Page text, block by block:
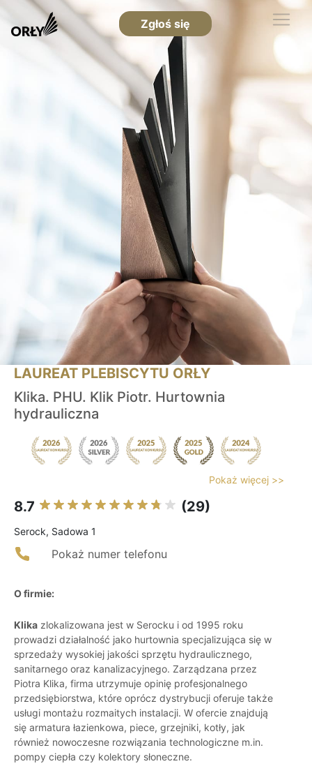
Zgłoś się
LAUREAT PLEBISCYTU ORŁY
Klika. PHU. Klik Piotr. Hurtownia
hydrauliczna
Pokaż więcej >>
8.7 (29)
Serock, Sadowa 1
Pokaż numer telefonu
O firmie:
Klika zlokalizowana jest w Serocku i od 1995 roku
prowadzi działalność jako hurtownia specjalizująca się w
sprzedaży wysokiej jakości sprzętu hydraulicznego,
sanitarnego oraz kanalizacyjnego. Zarządzana przez
Piotra Klika, firma utrzymuje opinię profesjonalnego
przedsiębiorstwa, które oprócz dystrybucji oferuje także
usługi montażu rozmaitych instalacji. W ofercie znajdują
się armatura łazienkowa, piece, grzejniki, kotły, jak
również nowoczesne rozwiązania technologiczne m.in.
pompy ciepła czy kolektory słoneczne.